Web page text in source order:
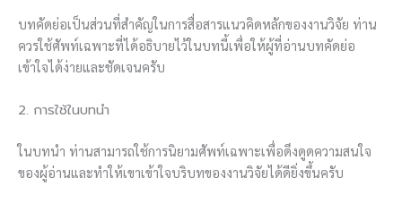
บทคัดย่อเป็นส่วนที่สำคัญในการสื่อสารแนวคิดหลักของงานวิจัย ท่าน
ควรใช้ศัพท์เฉพาะที่ได้อธิบายไว้ในบทนี้เพื่อให้ผู้ที่อ่านบทคัดย่อ
เข้าใจได้ง่ายและชัดเจนครับ
2. การใช้ในบทนำ
ในบทนำ ท่านสามารถใช้การนิยามศัพท์เฉพาะเพื่อดึงดูดความสนใจ
ของผู้อ่านและทำให้เขาเข้าใจบริบทของงานวิจัยได้ดียิ่งขึ้นครับ